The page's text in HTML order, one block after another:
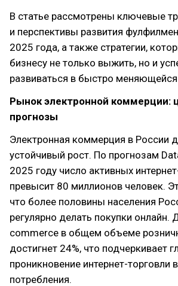
В статье рассмотрены ключевые
и перспективы развития
2025 года, а также стратегии,
бизнесу не только выжить, но и
развиваться в быстро
Рынок электронной коммерции:
прогнозы
Электронная коммерция в России
устойчивый рост. По прогнозам
2025 году число активных
превысит 80 миллионов человек.
что более половины населения
регулярно делать покупки онлайн.
commerce в общем объеме
достигнет 24%, что подчеркивает
проникновение интернет-торговли
потребления.